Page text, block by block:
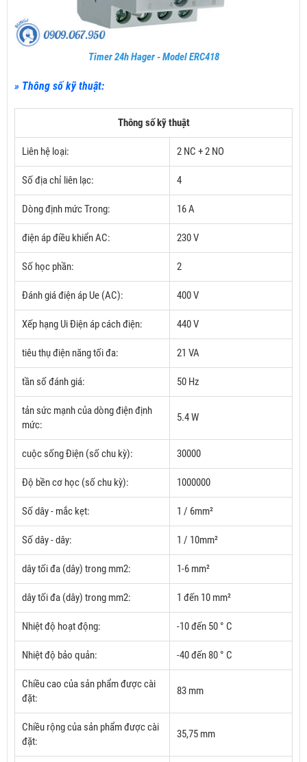
Timer 24h Hager - Model ERC418
» Thông số kỹ thuật:
Thông số kỹ thuật
Liên hệ loại: 2 NC + 2 NO
Số địa chỉ liên lạc: 4
Dòng định mức Trong: 16 A
điện áp điều khiển AC: 230 V
Số học phần: 2
Đánh giá điện áp Ue (AC): 400 V
Xếp hạng Ui Điện áp cách điện: 440 V
tiêu thụ điện năng tối đa: 21 VA
tần số đánh giá: 50 Hz
tản sức mạnh của dòng điện định
mức:
5.4 W
cuộc sống Điện (số chu kỳ): 30000
Độ bền cơ học (số chu kỳ): 1000000
Số dây - mắc kẹt: 1 / 6mm²
Số dây - dây: 1 / 10mm²
dây tối đa (dây) trong mm2: 1-6 mm²
dây tối đa (dây) trong mm2: 1 đến 10 mm²
Nhiệt độ hoạt động: -10 đến 50 ° C
Nhiệt độ bảo quản: -40 đến 80 ° C
Chiều cao của sản phẩm được cài
đặt:
83 mm
Chiều rộng của sản phẩm được cài
đặt:
35,75 mm